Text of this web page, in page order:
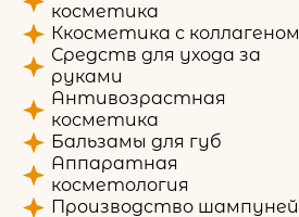
косметика
Ккосметика с коллагеном
Средств для ухода за
руками
Антивозрастная
косметика
Бальзамы для губ
Аппаратная
косметология
Производство шампуней